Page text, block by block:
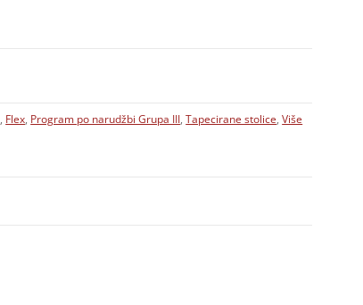
, Flex, Program po narudžbi Grupa III,Tapecirane stolice,Više